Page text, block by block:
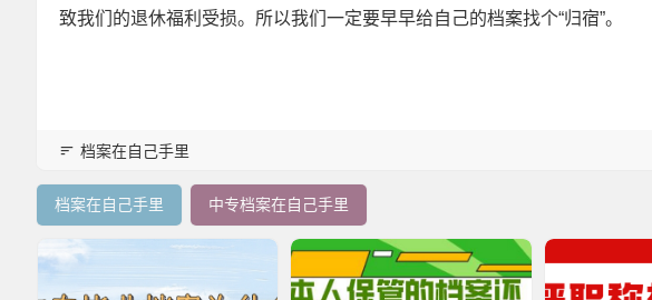
致我们的退休福利受损。所以我们一定要早早给自己的档案找个“归宿”。
档案在自己手里
档案在自己手里 中专档案在自己手里